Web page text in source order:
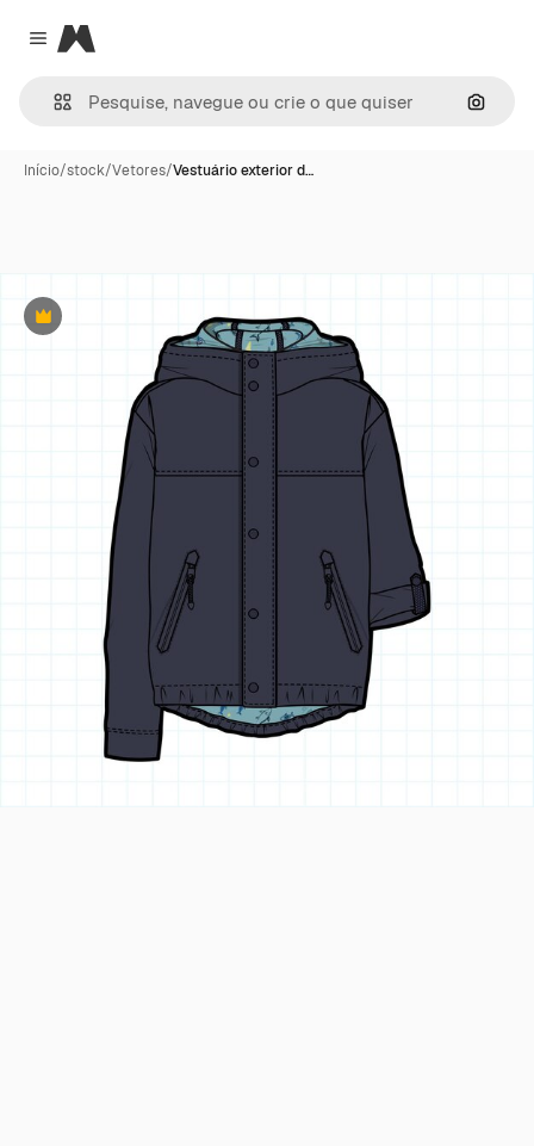
Close menu
Magnific
Início/stock/Vetores/Vestuário exterior d…
Premium